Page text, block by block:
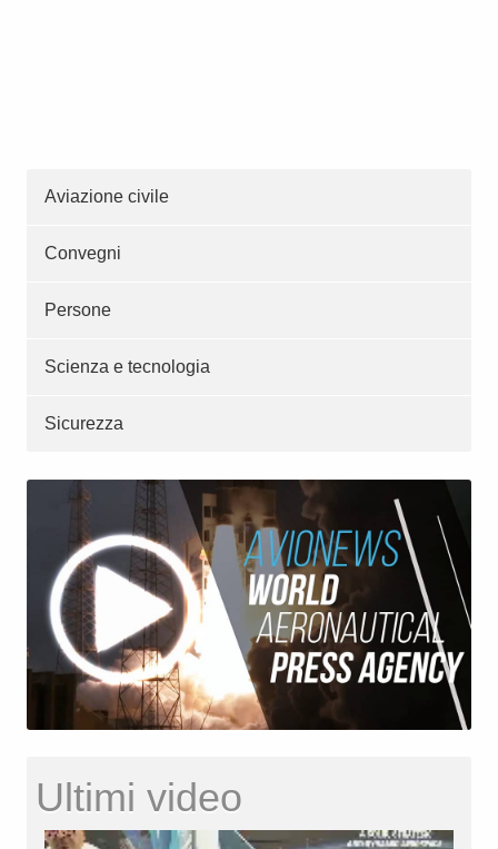
Aviazione civile
Convegni
Persone
Scienza e tecnologia
Sicurezza
Ultimi video